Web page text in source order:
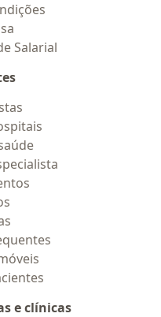
Salarial
e clínicas